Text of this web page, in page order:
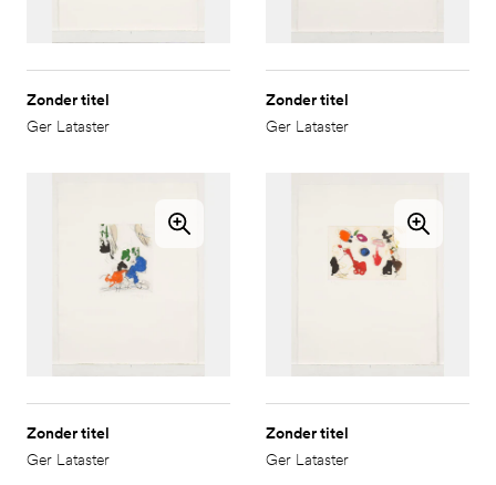
Zonder titel
Ger Lataster
Zonder titel
Ger Lataster
Zonder titel
Ger Lataster
Zonder titel
Ger Lataster